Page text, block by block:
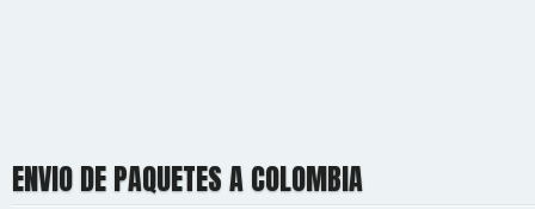
ENVIO DE PAQUETES A COLOMBIA